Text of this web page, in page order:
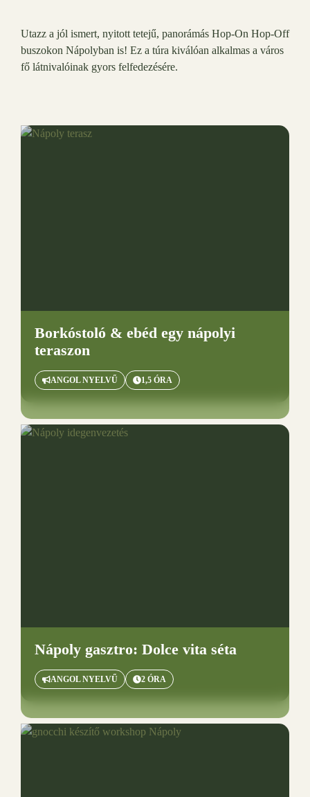
Utazz a jól ismert, nyitott tetejű, panorámás Hop-On Hop-Off
buszokon Nápolyban is! Ez a túra kiválóan alkalmas a város
fő látnivalóinak gyors felfedezésére.
Borkóstoló & ebéd egy nápolyi
teraszon
ANGOL NYELVŰ 1,5 ÓRA
Nápoly gasztro: Dolce vita séta
ANGOL NYELVŰ 2 ÓRA